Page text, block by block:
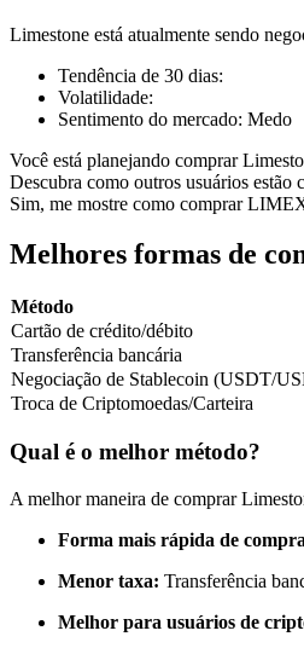
Futuros de criptomoeda
TradFi
Futuros usando USDC como
Limestone está atualmente sendo
Tendência de 30 dias:
Volatilidade:
Sentimento do mercado: Medo
Você está planejando comprar
Descubra como outros usuários
Sim, me mostre como comprar
Melhores formas de
Método
Cartão de crédito/débito
Transferência bancária
Negociação de Stablecoin (USDT/
Troca de Criptomoedas/Carteira
Qual é o melhor método?
A melhor maneira de comprar
Forma mais rápida de
Menor taxa: Transferência
Melhor para usuários de